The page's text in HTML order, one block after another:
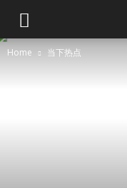
Home 当下热点